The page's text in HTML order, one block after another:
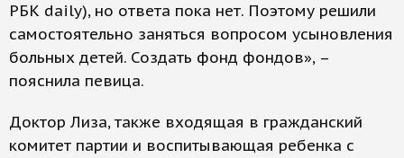
РБК daily), но ответа пока нет. Поэтому решили
самостоятельно заняться вопросом усыновления
больных детей. Создать фонд фондов», –
пояснила певица.
Доктор Лиза, также входящая в гражданский
комитет партии и воспитывающая ребенка с